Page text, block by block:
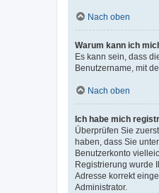
Nach oben
Warum kann ich
Es kann sein, dass
Benutzername, mit
Nach oben
Ich habe mich
Überprüfen Sie
haben, dass Sie
Benutzerkonto
Registrierung wurde
Adresse korrekt
Administrator.